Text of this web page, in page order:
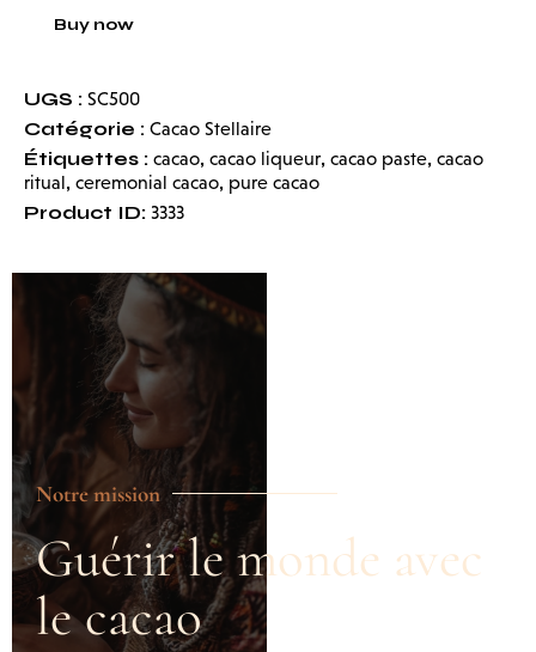
Buy now
UGS : SC500
Catégorie : Cacao Stellaire
Étiquettes : cacao, cacao liqueur, cacao paste, cacao
ritual, ceremonial cacao, pure cacao
Product ID: 3333
Notre mission
Guérir le monde avec
le cacao